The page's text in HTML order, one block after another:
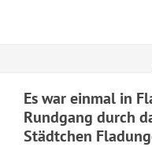
Es war einmal in
Rundgang durch
Städtchen